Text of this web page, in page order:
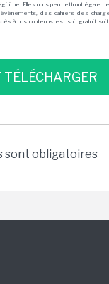
Elles nous permettront
des cahiers des
à nos contenus est soit gratuit soit
sont obligatoires